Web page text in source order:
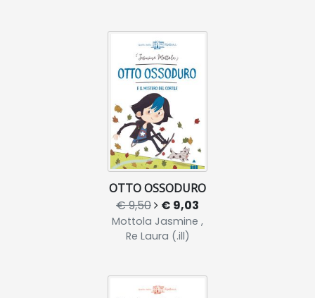
OTTO OSSODURO
€ 9,50 € 9,03
Mottola Jasmine ,
Re Laura (.ill)